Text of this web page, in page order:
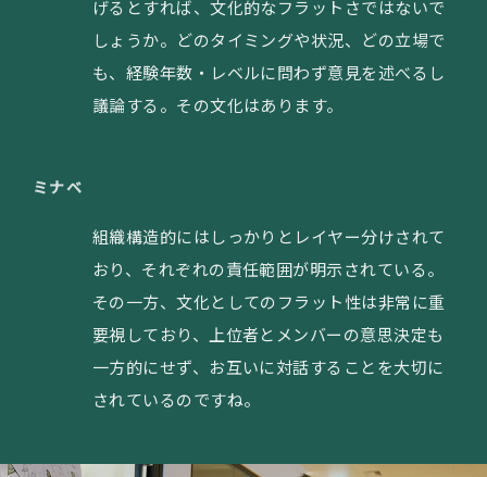
げるとすれば、文化的なフラットさではないで
しょうか。どのタイミングや状況、どの立場で
も、経験年数・レベルに問わず意見を述べるし
議論する。その文化はあります。
ミナベ
組織構造的にはしっかりとレイヤー分けされて
おり、それぞれの責任範囲が明示されている。
その一方、文化としてのフラット性は非常に重
要視しており、上位者とメンバーの意思決定も
一方的にせず、お互いに対話することを大切に
されているのですね。